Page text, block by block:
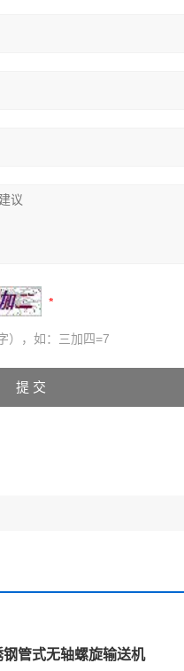
），如：三加四=7
钢管式无轴螺旋输送机